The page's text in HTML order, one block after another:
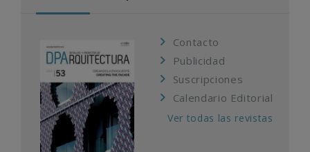
Contacto
Publicidad
Suscripciones
Calendario Editorial
Ver todas las revistas